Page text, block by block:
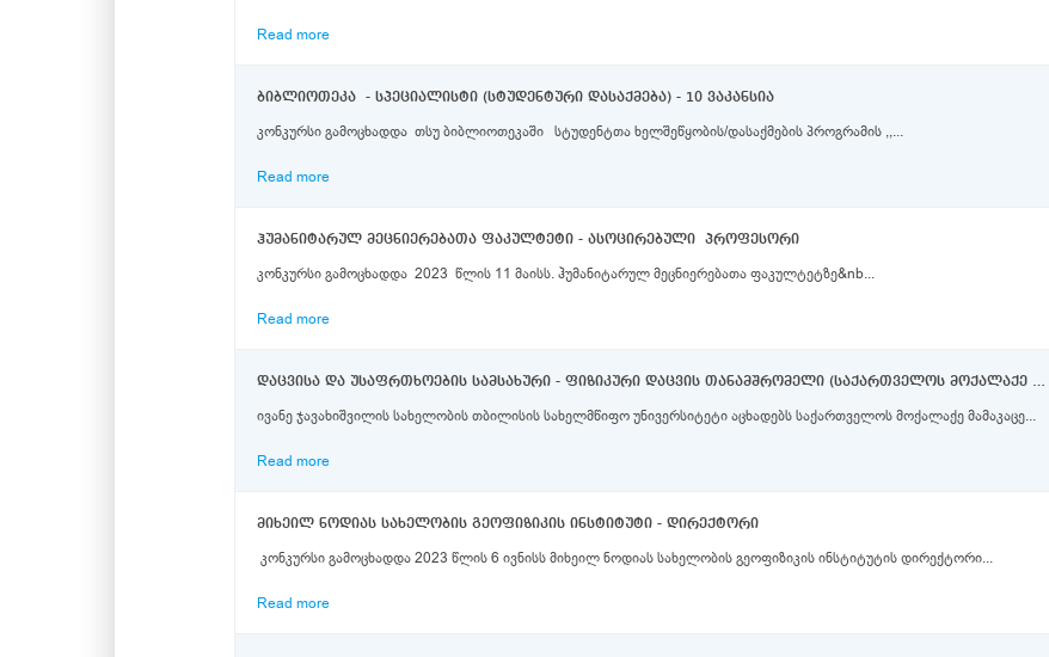
Read more
ბიბლიოთეკა - სპეციალისტი (სტუდენტური დასაქმება) - 10 ვაკანსია
კონკურსი გამოცხადდა თსუ ბიბლიოთეკაში სტუდენტთა ხელშეწყობის/დასაქმების პროგრამის ,,...
Read more
ჰუმანიტარულ მეცნიერებათა ფაკულტეტი - ასოცირებული პროფესორი
კონკურსი გამოცხადდა 2023 წლის 11 მაისს. ჰუმანიტარულ მეცნიერებათა ფაკულტეტზე&nb...
Read more
დაცვისა და უსაფრთხოების სამსახური - ფიზიკური დაცვის თანამშრომელი (საქართველოს მოქალაქე მამაკაცები)
ივანე ჯავახიშვილის სახელობის თბილისის სახელმწიფო უნივერსიტეტი აცხადებს საქართველოს მოქალაქე მამაკაცე...
Read more
მიხეილ ნოდიას სახელობის გეოფიზიკის ინსტიტუტი - დირექტორი
კონკურსი გამოცხადდა 2023 წლის 6 ივნისს მიხეილ ნოდიას სახელობის გეოფიზიკის ინსტიტუტის დირექტორი...
Read more